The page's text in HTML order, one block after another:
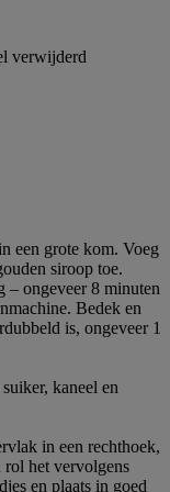
verwijderd
een grote kom. Voeg
siroop toe.
– ongeveer 8 minuten
Bedek en
is, ongeveer 1
kaneel en
in een rechthoek,
het vervolgens
en plaats in goed